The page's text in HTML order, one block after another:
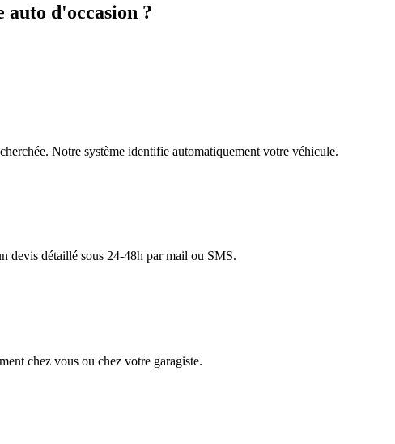
auto d'occasion ?
Notre système identifie automatiquement votre véhicule.
devis détaillé sous 24-48h par mail ou SMS.
chez vous ou chez votre garagiste.